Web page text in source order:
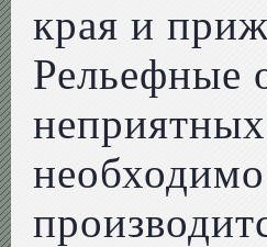
края и
Рельефные